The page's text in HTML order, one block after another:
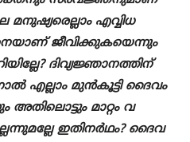
എവ്വിധ
ജീവിക്കുകയെന്നും
ദിവ്യജ്ഞാനത്തിന്
എല്ലാം മുൻകൂട്ടി ദൈവം
അതിലൊട്ടും മാറ്റം വ
ഇതിനർഥം? ദൈവ